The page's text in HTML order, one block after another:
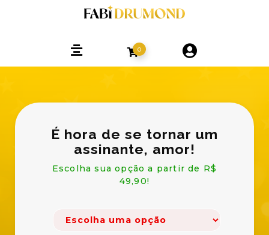
0
É hora de se tornar um
assinante, amor!
Escolha sua opção a partir de R$
49,90!